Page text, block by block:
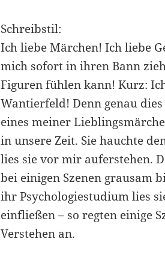
Schreibstil:
Ich liebe Märchen! Ich liebe
mich sofort in ihren Bann
Figuren fühlen kann! Kurz:
Wantierfeld! Denn genau
eines meiner
in unsere Zeit. Sie hauchte
lies sie vor mir auferstehen.
bei einigen Szenen grausam
ihr Psychologiestudium lies
einfließen – so regten einige
Verstehen an.